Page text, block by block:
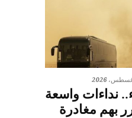
نداءات واسعة
بهم مغادرة